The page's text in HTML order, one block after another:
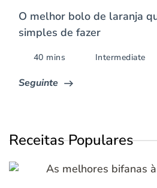
O melhor bolo de laranja
simples de fazer
40 mins Intermediate
Seguinte
Receitas Populares